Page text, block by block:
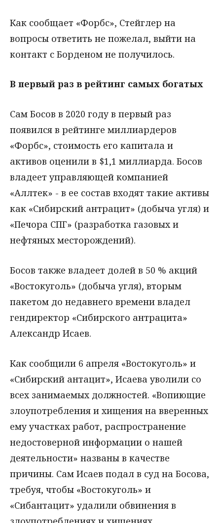
Как сообщает «Форбс», Стейглер на
вопросы ответить не пожелал, выйти на
контакт с Борденом не получилось.
В первый раз в рейтинг самых богатых
Сам Босов в 2020 году в первый раз
появился в рейтинге миллиардеров
«Форбс», стоимость его капитала и
активов оценили в $1,1 миллиарда. Босов
владеет управляющей компанией
«Аллтек» - в ее состав входят такие активы
как «Сибирский антрацит» (добыча угля) и
«Печора СПГ» (разработка газовых и
нефтяных месторождений).
Босов также владеет долей в 50 % акций
«Востокуголь» (добыча угля), вторым
пакетом до недавнего времени владел
гендиректор «Сибирского антрацита»
Александр Исаев.
Как сообщили 6 апреля «Востокуголь» и
«Сибирский антацит», Исаева уволили со
всех занимаемых должностей. «Вопиющие
злоупотребления и хищения на вверенных
ему участках работ, распространение
недостоверной информации о нашей
деятельности» названы в качестве
причины. Сам Исаев подал в суд на Босова,
требуя, чтобы «Востокуголь» и
«Сибантацит» удалили обвинения в